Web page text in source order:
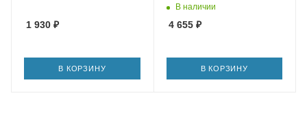
1 930 ₽
В КОРЗИНУ
В наличии
4 655₽
В КОРЗИНУ